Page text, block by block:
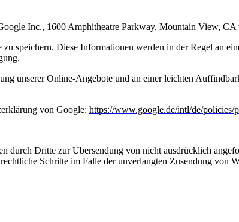
Inc., 1600 Amphitheatre Parkway, Mountain View,
speichern. Diese Informationen werden in der Regel an
unserer Online-Angebote und an einer leichten
von Google: https://www.google.de/intl/de/policies/
durch Dritte zur Übersendung von nicht ausdrücklich
Schritte im Falle der unverlangten Zusendung von